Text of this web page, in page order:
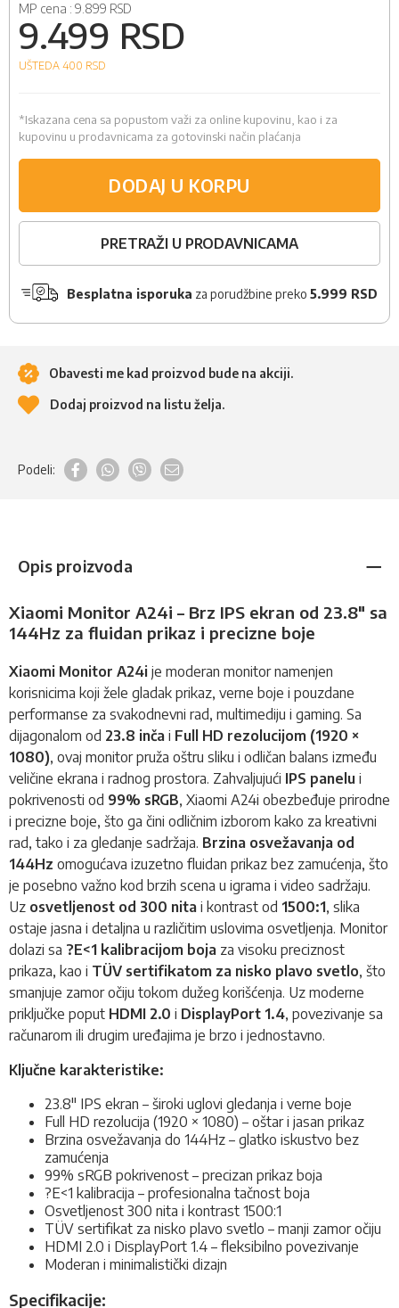
MP cena : 9.899 RSD
9.499 RSD
UŠTEDA 400 RSD
*Iskazana cena sa popustom važi za online kupovinu, kao i za
kupovinu u prodavnicama za gotovinski način plaćanja
DODAJ U KORPU
PRETRAŽI U PRODAVNICAMA
Besplatna isporuka za porudžbine preko 5.999 RSD
Obavesti me kad proizvod bude na akciji.
Dodaj proizvod na listu želja.
Podeli:
Opis proizvoda
Xiaomi Monitor A24i – Brz IPS ekran od 23.8" sa
144Hz za fluidan prikaz i precizne boje
Xiaomi Monitor A24i je moderan monitornamenjen
korisnicima koji žele gladak prikaz, verne boje i pouzdane
performanse za svakodnevni rad, multimediju i gaming. Sa
dijagonalom od 23.8 inča i Full HD rezolucijom (1920 ×
1080), ovaj monitor pruža oštru sliku i odličan balans između
veličine ekrana i radnog prostora. Zahvaljujući IPS panelu i
pokrivenosti od 99% sRGB, Xiaomi A24i obezbeđuje prirodne
i precizne boje, što ga čini odličnim izborom kako za kreativni
rad, tako i za gledanje sadržaja. Brzina osvežavanja od
144Hz omogućava izuzetno fluidan prikaz bez zamućenja, što
je posebno važno kod brzih scena u igrama i video sadržaju.
Uz osvetljenost od 300 nita i kontrast od 1500:1, slika
ostaje jasna i detaljna u različitim uslovima osvetljenja. Monitor
dolazi sa ?E<1 kalibracijom boja za visoku preciznost
prikaza, kao i TÜV sertifikatom za nisko plavo svetlo, što
smanjuje zamor očiju tokom dužeg korišćenja. Uz moderne
priključke poput HDMI 2.0 i DisplayPort 1.4, povezivanje sa
računarom ili drugim uređajima je brzo i jednostavno.
Ključne karakteristike:
23.8" IPS ekran – široki uglovi gledanja i verne boje
Full HD rezolucija (1920 × 1080) – oštar i jasan prikaz
Brzina osvežavanja do 144Hz – glatko iskustvo bez
zamućenja
99% sRGB pokrivenost – precizan prikaz boja
?E<1 kalibracija – profesionalna tačnost boja
Osvetljenost 300 nita i kontrast 1500:1
TÜV sertifikat za nisko plavo svetlo – manji zamor očiju
HDMI 2.0 i DisplayPort 1.4 – fleksibilno povezivanje
Moderan i minimalistički dizajn
Specifikacije: